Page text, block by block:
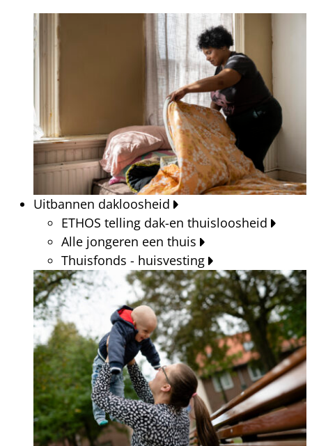
Uitbannen dakloosheid
ETHOS telling dak-en thuisloosheid
Alle jongeren een thuis
Thuisfonds - huisvesting